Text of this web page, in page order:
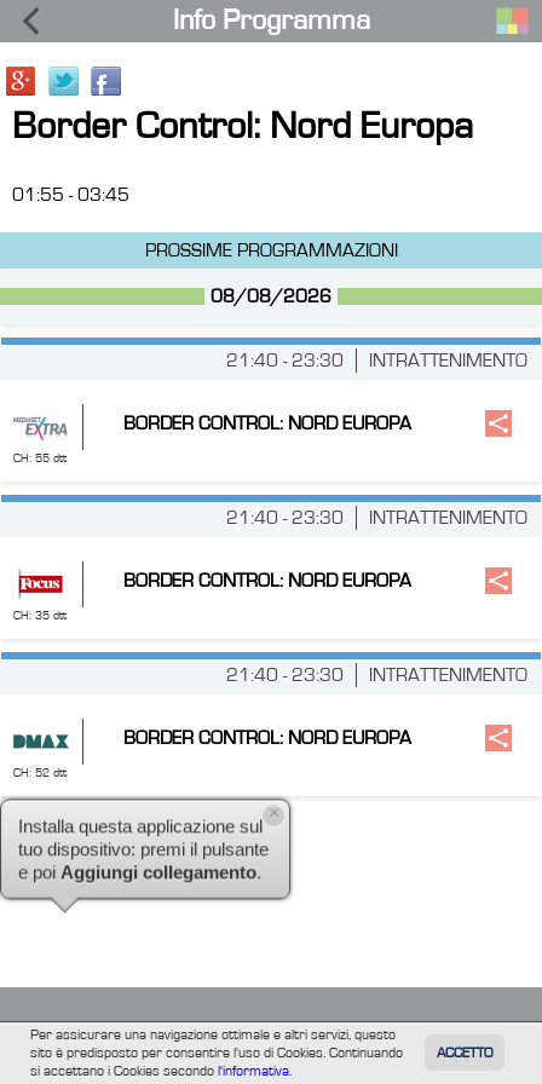
TUTTI FILM
Per assicurare una navigazione ottimale e altri servizi, questo
sito è predisposto per consentire l'uso di Cookies. Continuando
si accettano i Cookies secondol'informativa.
ACCETTO
Info Programma
Border Control: Nord Europa
01:55 - 03:45
PROSSIME PROGRAMMAZIONI
08/08/2026
INTRATTENIMENTO
21:40 - 23:30
CH: 55 dtt
BORDER CONTROL: NORD EUROPA
INTRATTENIMENTO
21:40 - 23:30
CH: 35 dtt
BORDER CONTROL: NORD EUROPA
INTRATTENIMENTO
21:40 - 23:30
CH: 52 dtt
BORDER CONTROL: NORD EUROPA
Installa questa applicazione sul
tuo dispositivo: premi il pulsante